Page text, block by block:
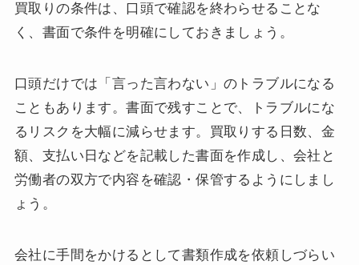
買取りの条件は、口頭で確認を終わらせることな
く、書面で条件を明確にしておきましょう。
口頭だけでは「言った言わない」のトラブルになる
こともあります。書面で残すことで、トラブルにな
るリスクを大幅に減らせます。買取りする日数、金
額、支払い日などを記載した書面を作成し、会社と
労働者の双方で内容を確認・保管するようにしまし
ょう。
会社に手間をかけるとして書類作成を依頼しづらい